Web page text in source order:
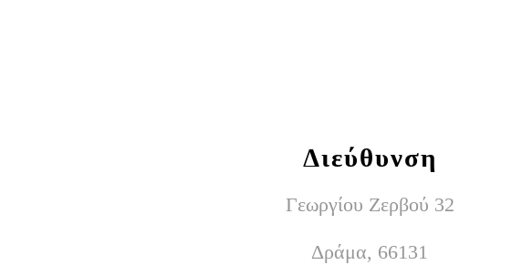
Διεύθυνση
Γεωργίου Ζερβού 32
Δράμα, 66131